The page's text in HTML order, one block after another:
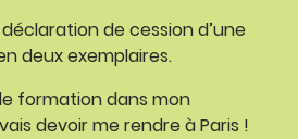
de cession d’une
deux exemplaires.
formation dans mon
devoir me rendre à Paris !